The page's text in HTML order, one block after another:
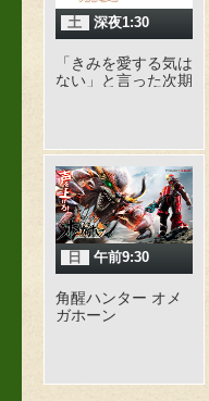
土 深夜1:30
「きみを愛する気は
ない」と言った次期
日 午前9:30
角醒ハンター オメ
ガホーン